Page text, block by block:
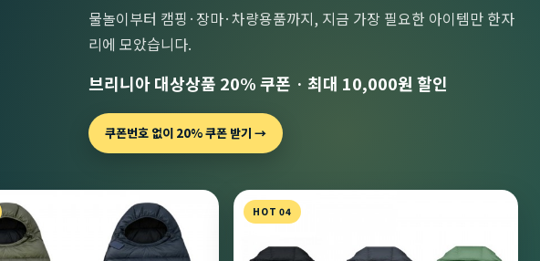
물놀이부터 캠핑·장마·차량용품까지, 지금 가장 필요한 아이템만 한자
리에 모았습니다.
브리니아 대상상품 20% 쿠폰 · 최대 10,000원 할인
쿠폰번호 없이 20% 쿠폰 받기 →
HOT 04